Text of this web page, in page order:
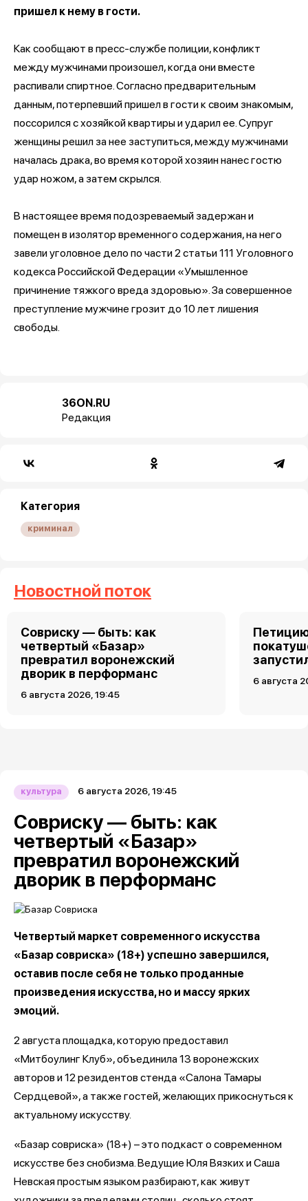
пришел к нему в гости.
Как сообщают в пресс-службе полиции, конфликт
между мужчинами произошел, когда они вместе
распивали спиртное. Согласно предварительным
данным, потерпевший пришел в гости к своим знакомым,
поссорился с хозяйкой квартиры и ударил ее. Супруг
женщины решил за нее заступиться, между мужчинами
началась драка, во время которой хозяин нанес гостю
удар ножом, а затем скрылся.
В настоящее время подозреваемый задержан и
помещен в изолятор временного содержания, на него
завели уголовное дело по части 2 статьи 111 Уголовного
кодекса Российской Федерации «Умышленное
причинение тяжкого вреда здоровью». За совершенное
преступление мужчине грозит до 10 лет лишения
свободы.
36ON.RU
Редакция
Категория
криминал
Новостной поток
Совриску — быть: как
четвертый «Базар»
превратил воронежский
дворик в перформанс
6 августа 2026, 19:45
6 августа
культура 6 августа 2026, 19:45
Совриску — быть: как
четвертый «Базар»
превратил воронежский
дворик в перформанс
Четвертый маркет современного искусства
«Базар совриска» (18+) успешно завершился,
оставив после себя не только проданные
произведения искусства, но и массу ярких
эмоций.
2 августа площадка, которую предоставил
«Митбоулинг Клуб», объединила 13 воронежских
авторов и 12 резидентов стенда «Салона Тамары
Сердцевой», а также гостей, желающих прикоснуться к
актуальному искусству.
«Базар совриска» (18+) – это подкаст о современном
искусстве без снобизма. Ведущие Юля Вязких и Саша
Невская простым языком разбирают, как живут